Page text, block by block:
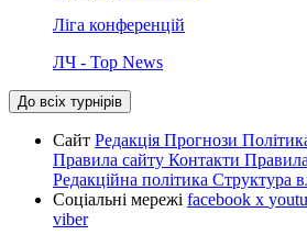
Ліга конференцій
ЛЧ - Top News
До всіх турнірів
Сайт Редакція Прогнози
Правила сайту Контакти
Редакційна політика Структура
Соціальні мережі facebook x
viber